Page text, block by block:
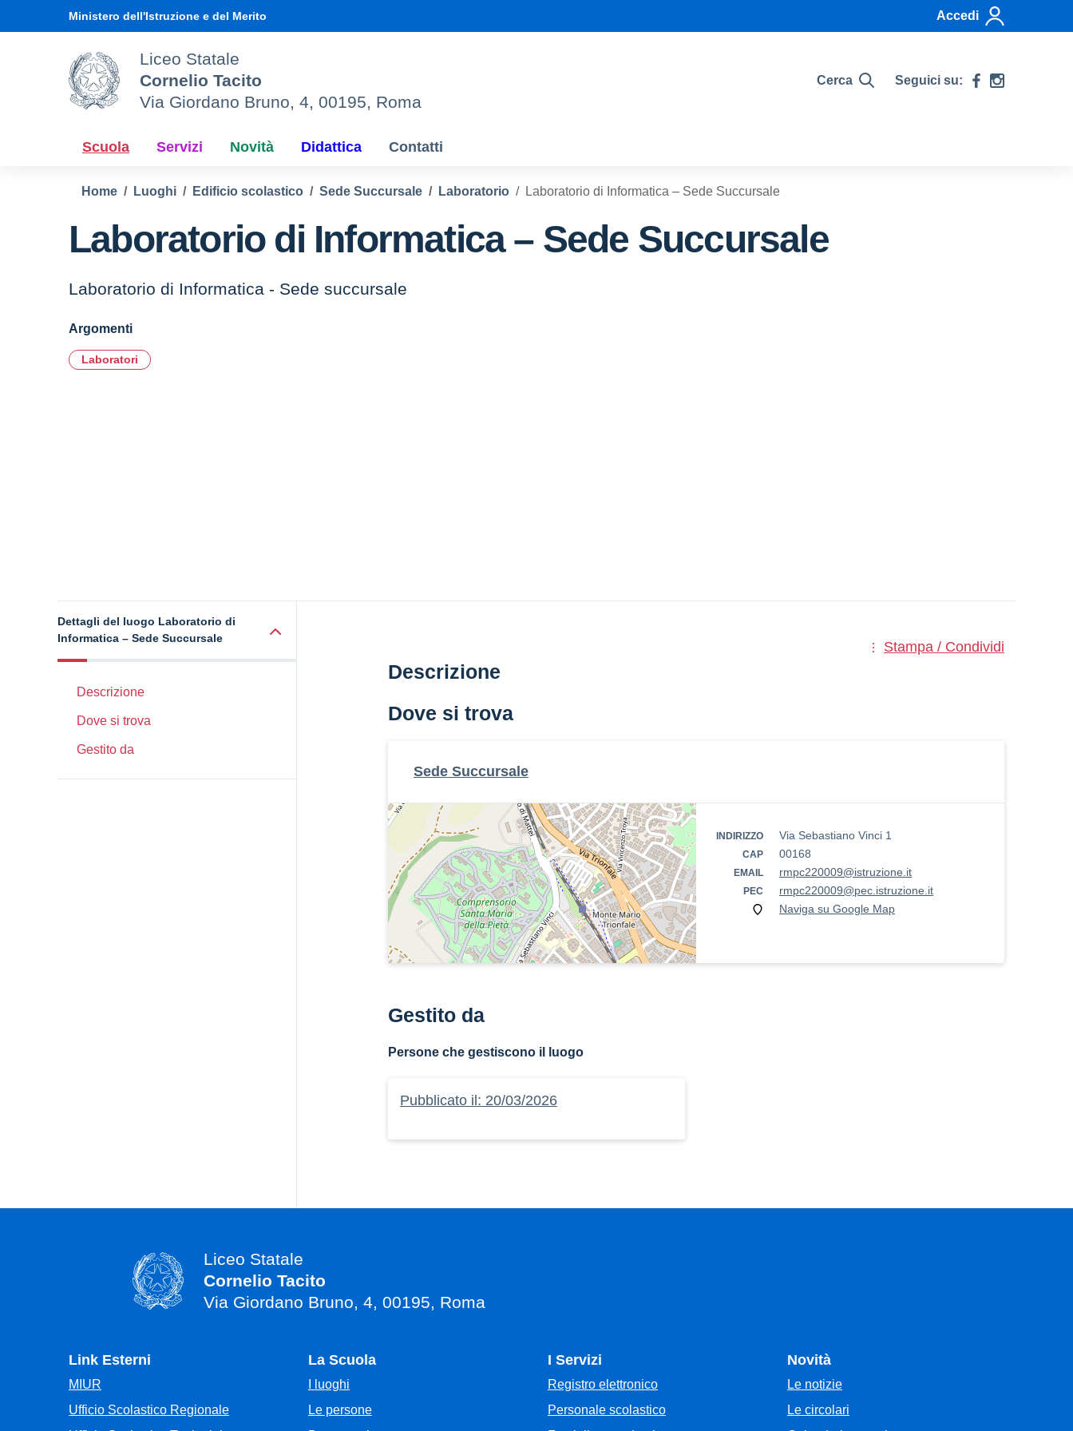
Ministero dell'Istruzione e del Merito Accedi
Liceo Statale
Cornelio Tacito
Via Giordano Bruno, 4, 00195, Roma
Cerca Seguici su:
Scuola Servizi Novità Didattica Contatti
Home Luoghi Edificio scolastico Sede Succursale Laboratorio Laboratorio di Informatica – Sede Succursale
Laboratorio di Informatica – Sede Succursale
Laboratorio di Informatica - Sede succursale
Argomenti
Laboratori
Dettagli del luogo Laboratorio di
Informatica – Sede Succursale
Descrizione
Dove si trova
Gestito da
Stampa / Condividi
Descrizione
Dove si trova
Sede Succursale
INDIRIZZO Via Sebastiano Vinci 1
CAP 00168
EMAIL rmpc220009@istruzione.it
PEC
rmpc220009@pec.istruzione.it
Naviga su Google Map
Gestito da
Persone che gestiscono il luogo
Pubblicato il: 20/03/2026
Liceo Statale
Cornelio Tacito
Via Giordano Bruno, 4, 00195, Roma
Link Esterni
MIUR
Ufficio Scolastico Regionale
La Scuola
I luoghi
Le persone
I Servizi
Registro elettronico
Personale scolastico
Novità
Le notizie
Le circolari